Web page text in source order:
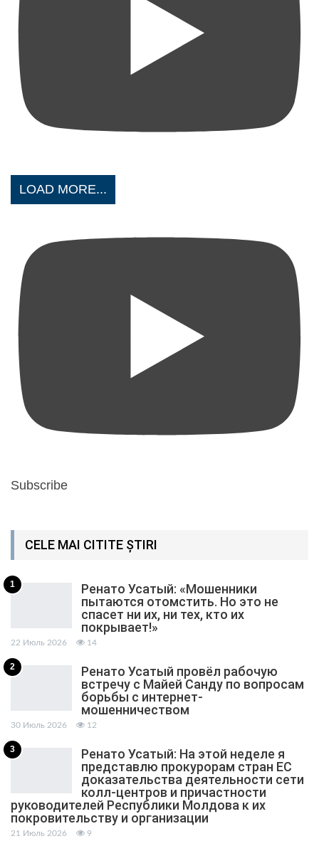
LOAD MORE...
Subscribe
CELE MAI CITITE ȘTIRI
1
Ренато Усатый: «Мошенники
пытаются отомстить. Но это не
спасет ни их, ни тех, кто их
покрывает!»
22 Июль 2026 14
2
Ренато Усатый провёл рабочую
встречу с Майей Санду по вопросам
борьбы с интернет-
мошенничеством
30 Июль 2026 12
3
Ренато Усатый: На этой неделе я
представлю прокурорам стран ЕС
доказательства деятельности сети
колл-центров и причастности
руководителей Республики Молдова к их
покровительству и организации
21 Июль 2026 9